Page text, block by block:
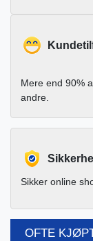
Mere end 90%
andre.
Sikker online
OFTE